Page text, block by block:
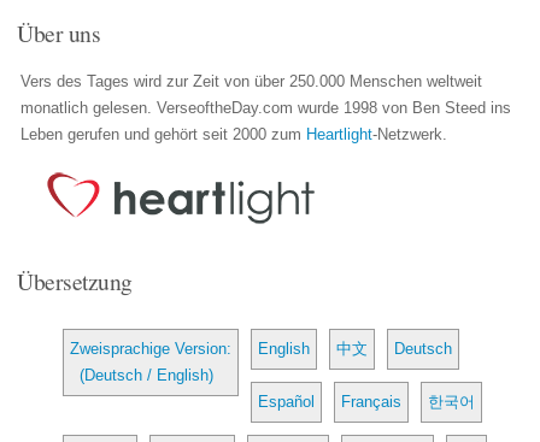
Über uns
Vers des Tages wird zur Zeit von über 250.000 Menschen weltweit
monatlich gelesen. VerseoftheDay.com wurde 1998 von Ben Steed ins
Leben gerufen und gehört seit 2000 zum Heartlight-Netzwerk.
Übersetzung
Zweisprachige Version:
(Deutsch / English)
English 中文 Deutsch
Español Français 한국어